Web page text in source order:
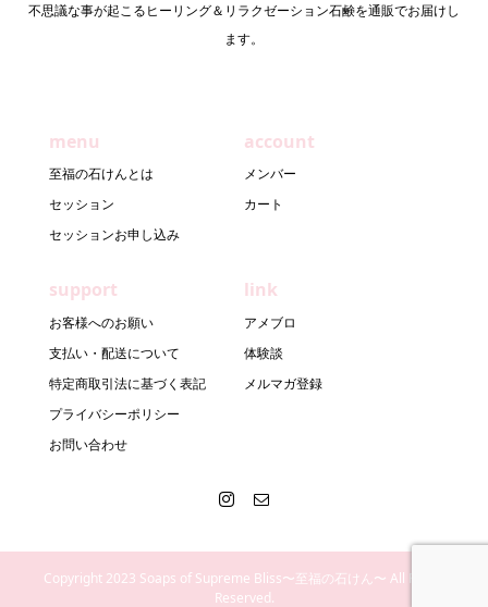
不思議な事が起こるヒーリング＆リラクゼーション石鹸を通販でお届けし
ます。
menu
至福の石けんとは
セッション
セッションお申し込み
account
メンバー
カート
support
お客様へのお願い
支払い・配送について
特定商取引法に基づく表記
プライバシーポリシー
お問い合わせ
link
アメブロ
体験談
メルマガ登録
Copyright 2023 Soaps of Supreme Bliss〜至福の石けん〜 All Rights
Reserved.